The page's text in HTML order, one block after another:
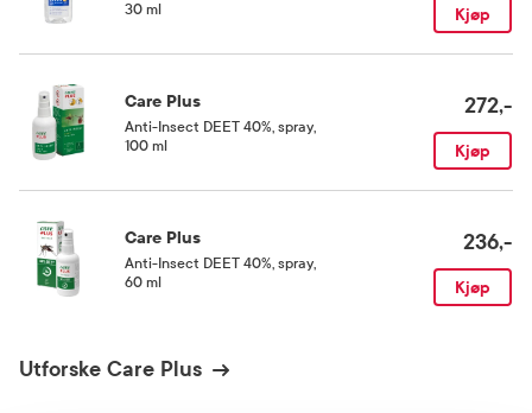
30 ml
Kjøp
Care Plus
Anti-Insect DEET 40%, spray
100 ml
272,-
Kjøp
Care Plus
Anti-Insect DEET 40%, spray
60 ml
236,-
Kjøp
Utforske Care Plus